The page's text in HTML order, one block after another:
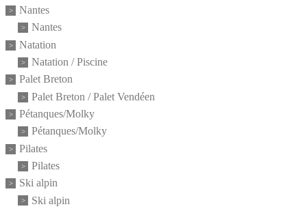
Nantes
Nantes
Natation
Natation / Piscine
Palet Breton
Palet Breton / Palet Vendéen
Pétanques/Molky
Pétanques/Molky
Pilates
Pilates
Ski alpin
Ski alpin